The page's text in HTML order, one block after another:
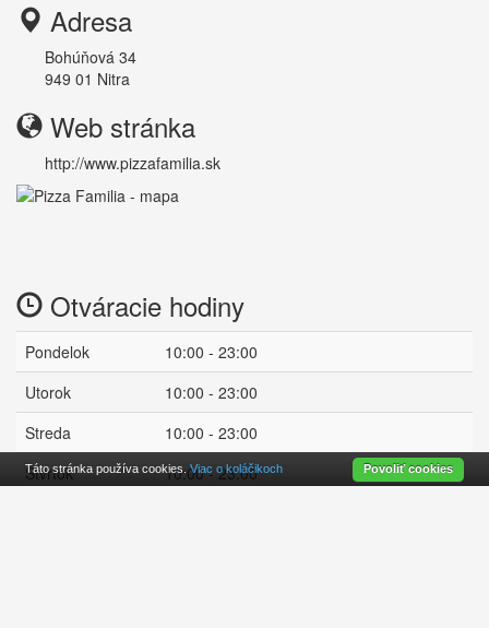
Adresa
Bohúňová 34
949 01 Nitra
Web stránka
http://www.pizzafamilia.sk
Otváracie hodiny
Pondelok
10:00 - 23:00
Utorok
10:00 - 23:00
Streda
10:00 - 23:00
Štvrtok
10:00 - 23:00
Táto stránka používa cookies.Viac o koláčikoch Povoliť cookies